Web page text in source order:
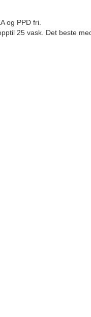
og PPD fri.
25 vask. Det beste